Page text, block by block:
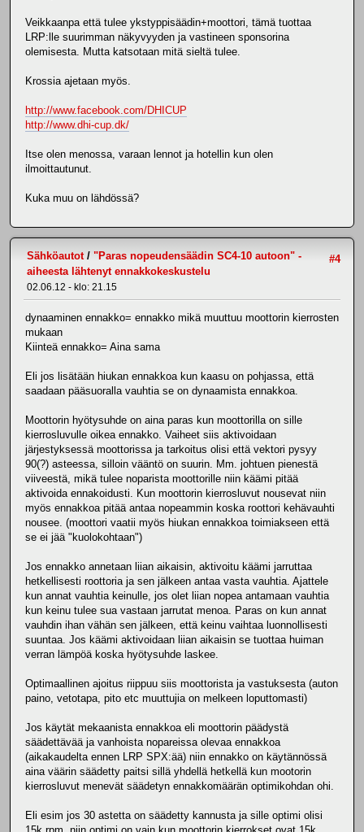
Veikkaanpa että tulee ykstyppisäädin+moottori, tämä tuottaa
LRP:lle suurimman näkyvyyden ja vastineen sponsorina
olemisesta. Mutta katsotaan mitä sieltä tulee.
Krossia ajetaan myös.
http://www.facebook.com/DHICUP
http://www.dhi-cup.dk/
Itse olen menossa, varaan lennot ja hotellin kun olen
ilmoittautunut.
Kuka muu on lähdössä?
#4
Sähköautot/ "Paras nopeudensäädin SC4-10 autoon" -
aiheesta lähtenyt ennakkokeskustelu
02.06.12 - klo: 21.15
dynaaminen ennakko= ennakko mikä muuttuu moottorin kierrosten
mukaan
Kiinteä ennakko= Aina sama
Eli jos lisätään hiukan ennakkoa kun kaasu on pohjassa, että
saadaan pääsuoralla vauhtia se on dynaamista ennakkoa.
Moottorin hyötysuhde on aina paras kun moottorilla on sille
kierrosluvulle oikea ennakko. Vaiheet siis aktivoidaan
järjestyksessä moottorissa ja tarkoitus olisi että vektori pysyy
90(?) asteessa, silloin vääntö on suurin. Mm. johtuen pienestä
viiveestä, mikä tulee noparista moottorille niin käämi pitää
aktivoida ennakoidusti. Kun moottorin kierrosluvut nousevat niin
myös ennakkoa pitää antaa nopeammin koska roottori kehävauhti
nousee. (moottori vaatii myös hiukan ennakkoa toimiakseen että
se ei jää "kuolokohtaan")
Jos ennakko annetaan liian aikaisin, aktivoitu käämi jarruttaa
hetkellisesti roottoria ja sen jälkeen antaa vasta vauhtia. Ajattele
kun annat vauhtia keinulle, jos olet liian nopea antamaan vauhtia
kun keinu tulee sua vastaan jarrutat menoa. Paras on kun annat
vauhdin ihan vähän sen jälkeen, että keinu vaihtaa luonnollisesti
suuntaa. Jos käämi aktivoidaan liian aikaisin se tuottaa huiman
verran lämpöä koska hyötysuhde laskee.
Optimaallinen ajoitus riippuu siis moottorista ja vastuksesta (auton
paino, vetotapa, pito etc muuttujia on melkeen loputtomasti)
Jos käytät mekaanista ennakkoa eli moottorin päädystä
säädettävää ja vanhoista nopareissa olevaa ennakkoa
(aikakaudelta ennen LRP SPX:ää) niin ennakko on käytännössä
aina väärin säädetty paitsi sillä yhdellä hetkellä kun mootorin
kierrosluvut menevät säädetyn ennakkomäärän optimikohdan ohi.
Eli esim jos 30 astetta on säädetty kannusta ja sille optimi olisi